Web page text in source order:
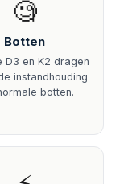
🧐
Botten
D3 en K2 dragen
instandhouding
botten.